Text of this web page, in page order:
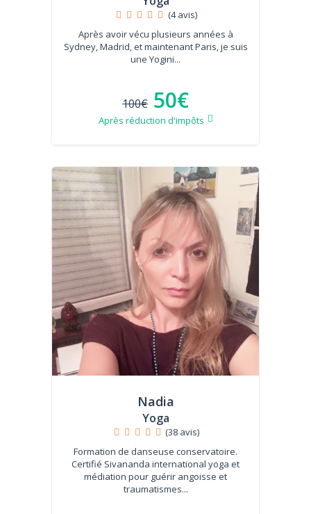
(4 avis)
Après avoir vécu plusieurs années à
Sydney, Madrid, et maintenant Paris, je suis
une Yogini...
100€ 50€
Après réduction d'impôts
Nadia
Yoga
(38 avis)
Formation de danseuse conservatoire.
Certifié Sivananda international yoga et
médiation pour guérir angoisse et
traumatismes...